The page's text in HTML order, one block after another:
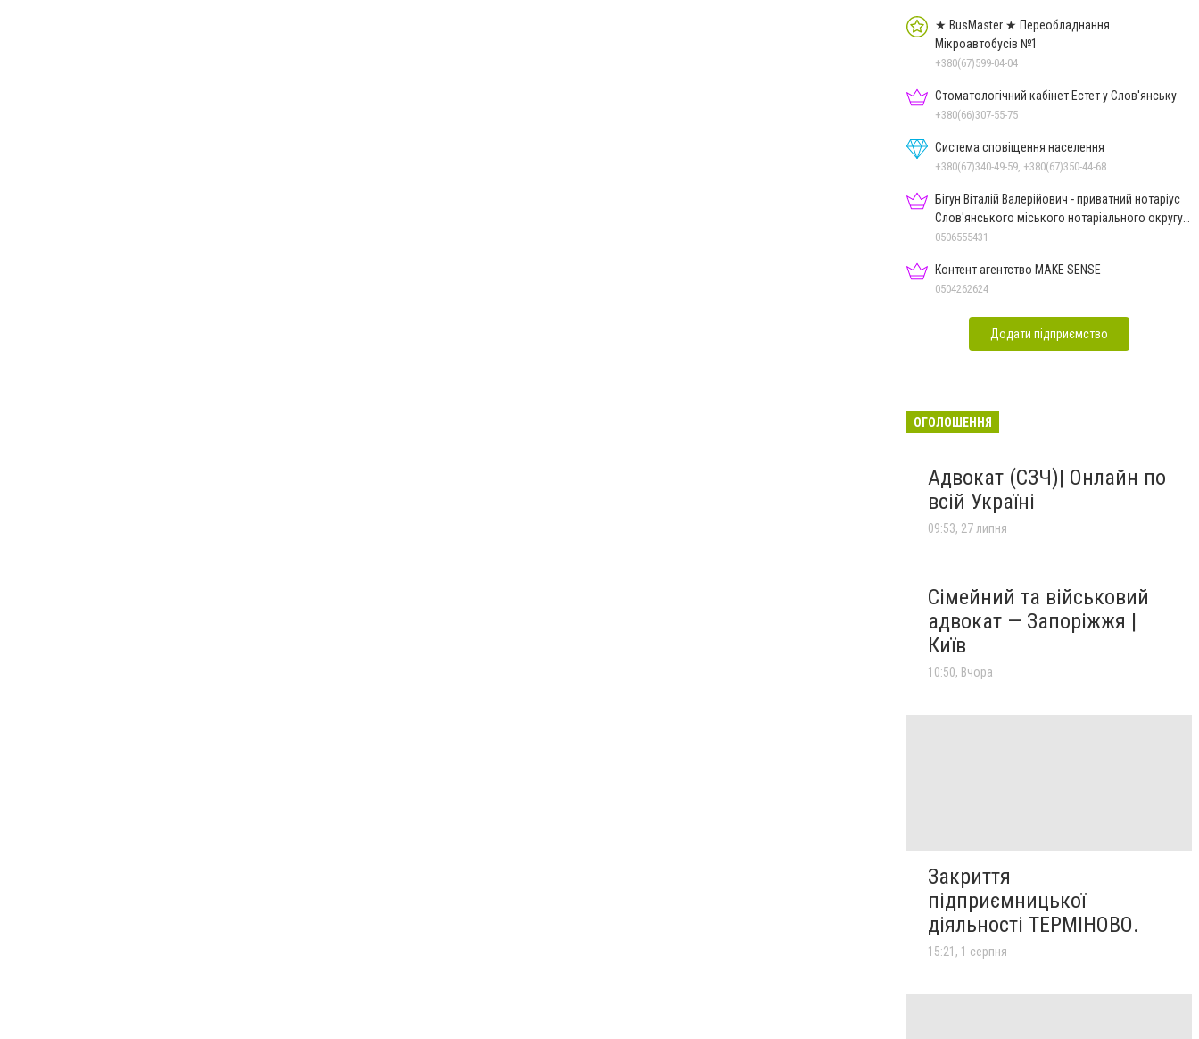
★ BusMaster ★ Переобладнання
Мікроавтобусів №1
+380(67)599-04-04
Стоматологічний кабінет Естет у Слов'янську
+380(66)307-55-75
Система сповіщення населення
+380(67)340-49-59, +380(67)350-44-68
Бігун Віталій Валерійович - приватний нотаріус
Слов'янського міського нотаріального округу
Дон.обл.
0506555431
Контент агентство MAKE SENSE
0504262624
Додати підприємство
ОГОЛОШЕННЯ
Адвокат (СЗЧ)| Онлайн по
всій Україні
09:53, 27 липня
Сімейний та військовий
адвокат — Запоріжжя |
Київ
10:50, Вчора
Закриття
підприємницької
діяльності ТЕРМІНОВО.
15:21, 1 серпня